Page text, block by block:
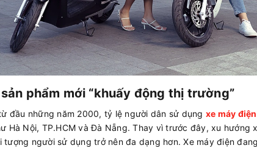
phẩm mới “khuấy động thị trường”
đầu những năm 2000, tỷ lệ người dân sử dụng xe máy điện
Hà Nội, TP.HCM và Đà Nẵng. Thay vì trước đây, xu hướng
người sử dụng trở nên đa dạng hơn. Xe máy điện